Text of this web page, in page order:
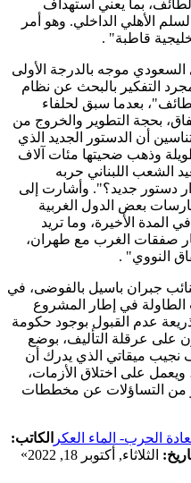
بما يعني استهداف
الأهلي الداخلي. وهو أمر
قاطبة" .
السعودي موجه بالدرجة الأولى
التفكير بالبحث عن نظام
بعدما سبق لحلفاء
بحجة التطوير والخروج من
أن الدستور الجديد الذي
بعد حرب طويلة وذهب ضحيتها مئات آلاف
الشعب اللبناني حربه
دستور جديد؟". وأشارت إلى
بعض الدول الغربية
المدة الأخيرة، وما تريد
صفقات الغرب مع طهران،
النووي" .
جبران باسيل بالفوضى، في
الطاولة في إطار المشروع
عدم القبول بوجود حكومة
على عرقلة التأليف، بوضع
نجيب ميقاتي الذي يدرك أن
ويعمل على اختلاق الأزمات،
من التساؤلات عن مخططات
الحرب- الماء العكر الكاتب:
الثلاثاء, أكتوبر 18, 2022
»